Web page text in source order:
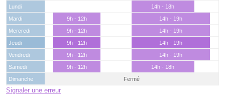
Lundi
14h - 18h
Mardi
9h - 12h
14h - 19h
Mercredi
9h - 12h
14h - 19h
Jeudi
9h - 12h
14h - 19h
Vendredi
9h - 12h
14h - 19h
Samedi
9h - 12h
14h - 18h
Dimanche
Fermé
Signaler une erreur